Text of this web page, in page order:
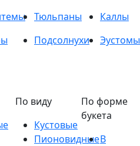
Тюльпаны
Каллы
Подсолнухи
Эустомы
По виду
Кустовые
Пионовидные
По форме
букета
В